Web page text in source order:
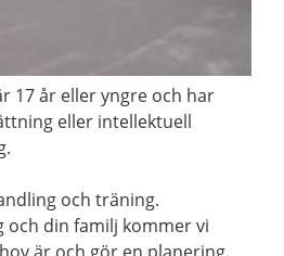
17 år eller yngre och har
eller intellektuell
och träning.
och din familj kommer vi